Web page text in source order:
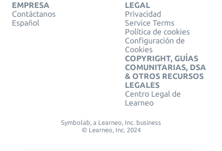
EMPRESA
Contáctanos
Español
LEGAL
Privacidad
Service Terms
Política de cookies
Configuración de
Cookies
COPYRIGHT, GUÍAS
COMUNITARIAS, DSA
& OTROS RECURSOS
LEGALES
Centro Legal de
Learneo
Symbolab, a Learneo, Inc. business
© Learneo, Inc. 2024